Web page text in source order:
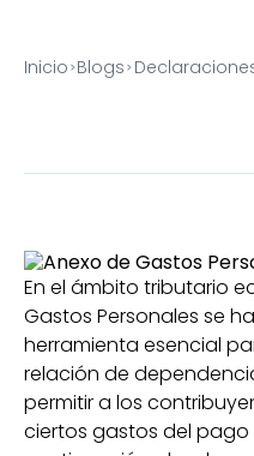
Inicio Blogs
En el ámbito tributario
Gastos Personales se
herramienta esencial
relación de
permitir a los
ciertos gastos del pago